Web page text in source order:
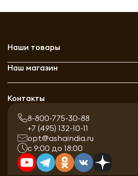
Наши товары
Наш магазин
Контакты
8-800-775-30-88
+7 (495) 132-10-11
opt@ashaindia.ru
с 9:00 до 18:00